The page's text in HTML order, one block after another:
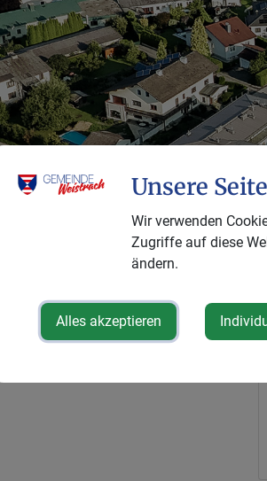
Unsere
Wir verwenden
Zugriffe auf diese
ändern.
Alles akzeptieren